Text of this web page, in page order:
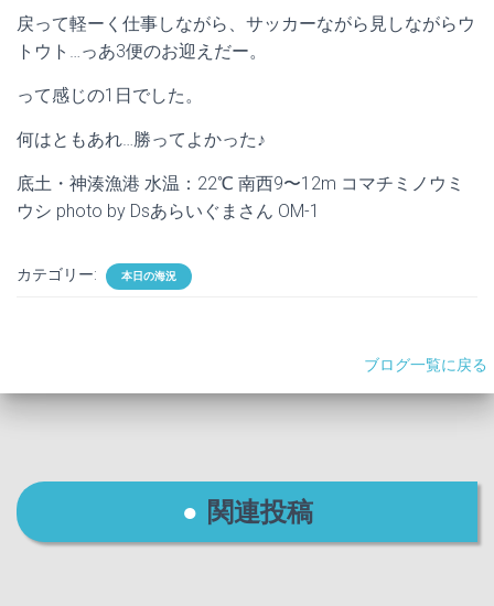
戻って軽ーく仕事しながら、サッカーながら見しながらウ
トウト…っあ3便のお迎えだー。
って感じの1日でした。
何はともあれ…勝ってよかった♪
底土・神湊漁港 水温：22℃ 南西9〜12m コマチミノウミ
ウシ photo by Dsあらいぐまさん OM-1
カテゴリー: 本日の海況
ブログ一覧に戻る
関連投稿